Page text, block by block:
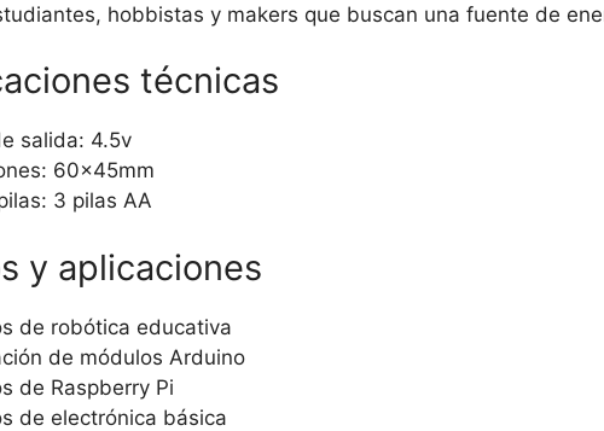
hobbistas y makers que buscan una fuente de
técnicas
salida: 4.5v
60x45mm
3 pilas AA
y aplicaciones
de robótica educativa
de módulos Arduino
de Raspberry Pi
de electrónica básica